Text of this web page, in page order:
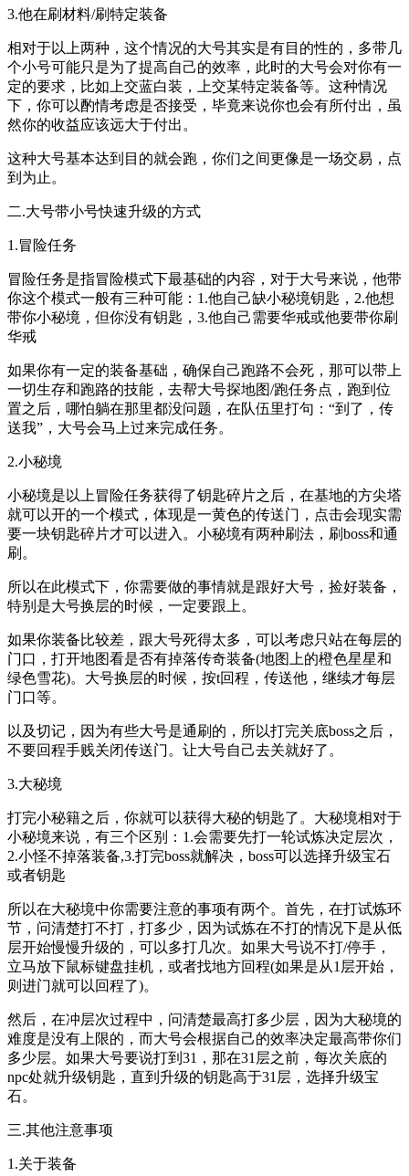
3.他在刷材料/刷特定装备
相对于以上两种，这个情况的大号其实是有目的性的，多带几
个小号可能只是为了提高自己的效率，此时的大号会对你有一
定的要求，比如上交蓝白装，上交某特定装备等。这种情况
下，你可以酌情考虑是否接受，毕竟来说你也会有所付出，虽
然你的收益应该远大于付出。
这种大号基本达到目的就会跑，你们之间更像是一场交易，点
到为止。
二.大号带小号快速升级的方式
1.冒险任务
冒险任务是指冒险模式下最基础的内容，对于大号来说，他带
你这个模式一般有三种可能：1.他自己缺小秘境钥匙，2.他想
带你小秘境，但你没有钥匙，3.他自己需要华戒或他要带你刷
华戒
如果你有一定的装备基础，确保自己跑路不会死，那可以带上
一切生存和跑路的技能，去帮大号探地图/跑任务点，跑到位
置之后，哪怕躺在那里都没问题，在队伍里打句：“到了，传
送我”，大号会马上过来完成任务。
2.小秘境
小秘境是以上冒险任务获得了钥匙碎片之后，在基地的方尖塔
就可以开的一个模式，体现是一黄色的传送门，点击会现实需
要一块钥匙碎片才可以进入。小秘境有两种刷法，刷boss和通
刷。
所以在此模式下，你需要做的事情就是跟好大号，捡好装备，
特别是大号换层的时候，一定要跟上。
如果你装备比较差，跟大号死得太多，可以考虑只站在每层的
门口，打开地图看是否有掉落传奇装备(地图上的橙色星星和
绿色雪花)。大号换层的时候，按t回程，传送他，继续才每层
门口等。
以及切记，因为有些大号是通刷的，所以打完关底boss之后，
不要回程手贱关闭传送门。让大号自己去关就好了。
3.大秘境
打完小秘籍之后，你就可以获得大秘的钥匙了。大秘境相对于
小秘境来说，有三个区别：1.会需要先打一轮试炼决定层次，
2.小怪不掉落装备,3.打完boss就解决，boss可以选择升级宝石
或者钥匙
所以在大秘境中你需要注意的事项有两个。首先，在打试炼环
节，问清楚打不打，打多少，因为试炼在不打的情况下是从低
层开始慢慢升级的，可以多打几次。如果大号说不打/停手，
立马放下鼠标键盘挂机，或者找地方回程(如果是从1层开始，
则进门就可以回程了)。
然后，在冲层次过程中，问清楚最高打多少层，因为大秘境的
难度是没有上限的，而大号会根据自己的效率决定最高带你们
多少层。如果大号要说打到31，那在31层之前，每次关底的
npc处就升级钥匙，直到升级的钥匙高于31层，选择升级宝
石。
三.其他注意事项
1.关于装备